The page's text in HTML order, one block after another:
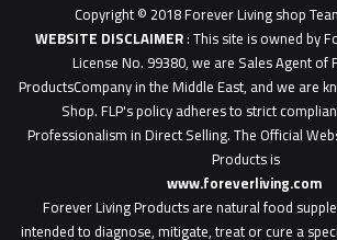
Copyright © 2018 Forever Living shop
WEBSITE DISCLAIMER: This site is owned by
License No. 99380, we are Sales Agent of
ProductsCompany in the Middle East, and we are
Shop. FLP's policy adheres to strict
Professionalism in Direct Selling. The Official
Products is
www.foreverliving.com
Forever Living Products are natural food
intended to diagnose, mitigate, treat or cure a